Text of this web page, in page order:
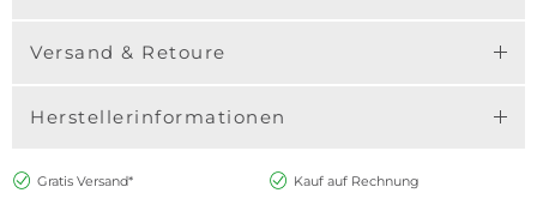
Versand & Retoure
Herstellerinformationen
Gratis Versand*
Kauf auf Rechnung